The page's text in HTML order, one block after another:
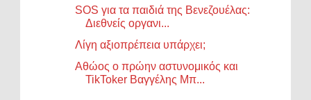
SOS για τα παιδιά της Βενεζουέλας:
Διεθνείς οργανι...
Λίγη αξιοπρέπεια υπάρχει;
Αθώος ο πρώην αστυνομικός και
TikToker Βαγγέλης Μπ...